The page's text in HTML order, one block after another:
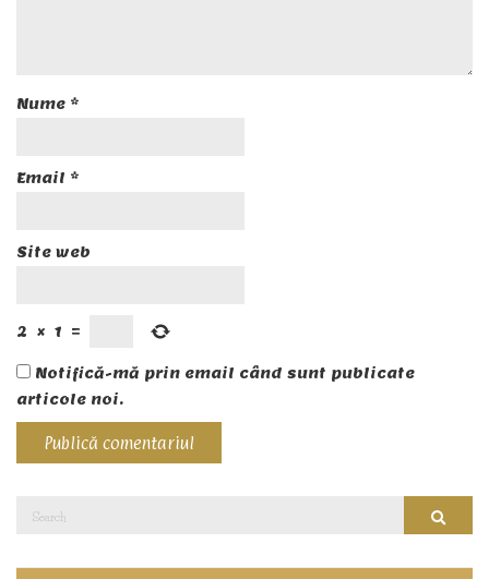
Nume *
Email *
Site web
2 × 1 =
Notifică-mă prin email când sunt publicate
articole noi.